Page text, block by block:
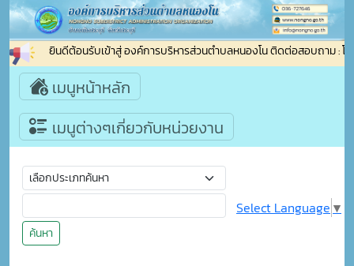
ยินดีต้อนรับเข้าสู่ องค์การบริหารส่วนตำบลหนองโน ติดต่อสอบถาม : โ
เมนูหน้าหลัก
เมนูต่างๆเกี่ยวกับหน่วยงาน
ค้นหา
Select Language ▼